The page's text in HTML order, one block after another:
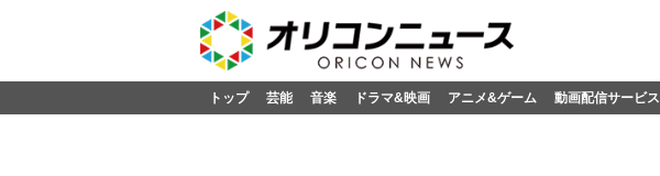
トップ 芸能 音楽 ドラマ&映画 アニメ&ゲーム 動画配信サービス